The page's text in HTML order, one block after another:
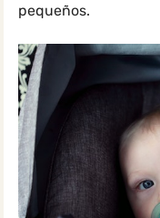
pequeños.